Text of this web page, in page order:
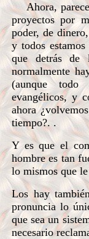
Ahora, parece
proyectos por
poder, de
y todos
que detrás de
normalmente
(aunque
evangélicos, y
ahora
tiempo?. .
Y es que el
hombre es tan
lo mismos que
Los hay
pronuncia lo
que sea un
necesario